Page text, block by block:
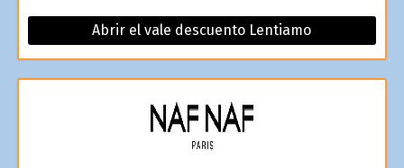
Abrir el vale descuento Lentiamo